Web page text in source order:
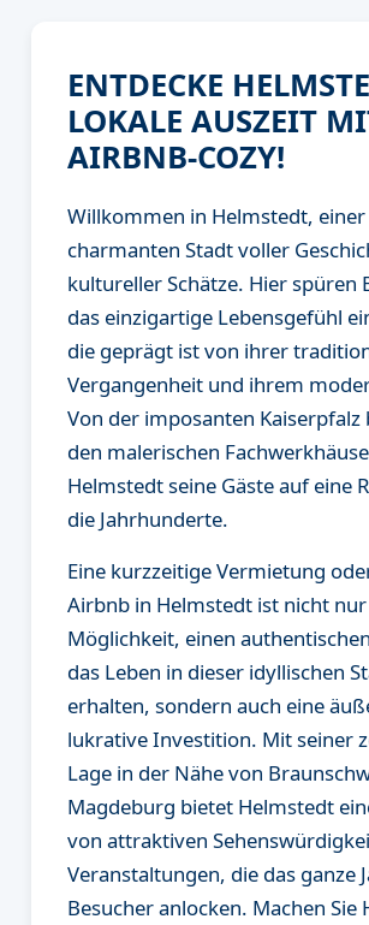
ENTDECKE
LOKALE AUSZEIT
AIRBNB-COZY!
Willkommen in Helmstedt, einer
charmanten Stadt voller
kultureller Schätze. Hier spüren
das einzigartige Lebensgefühl
die geprägt ist von ihrer
Vergangenheit und ihrem
Von der imposanten Kaiserpfalz
den malerischen
Helmstedt seine Gäste auf eine
die Jahrhunderte.
Eine kurzzeitige Vermietung
Airbnb in Helmstedt ist nicht
Möglichkeit, einen
das Leben in dieser idyllischen
erhalten, sondern auch eine
lukrative Investition. Mit seiner
Lage in der Nähe von
Magdeburg bietet Helmstedt
von attraktiven
Veranstaltungen, die das ganze
Besucher anlocken. Machen Sie